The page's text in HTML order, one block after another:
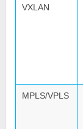
VXLAN
MPLS/VPLS